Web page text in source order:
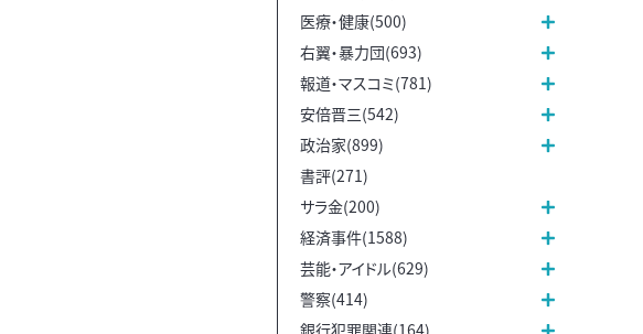
医療・健康(500)
右翼・暴力団(693)
報道・マスコミ(781)
安倍晋三(542)
政治家(899)
書評(271)
サラ金(200)
経済事件(1588)
芸能・アイドル(629)
警察(414)
銀行犯罪関連(164)